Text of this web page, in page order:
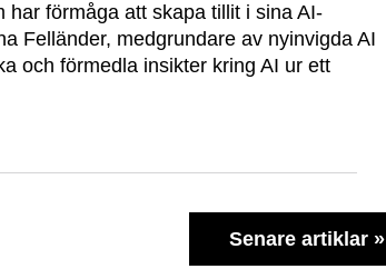
har förmåga att skapa tillit i sina AI-
Felländer, medgrundare av nyinvigda AI
och förmedla insikter kring AI ur ett
Senare artiklar »